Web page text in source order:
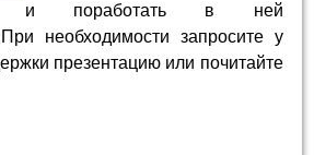
поработать в ней
необходимости запросите у
презентацию или почитайте